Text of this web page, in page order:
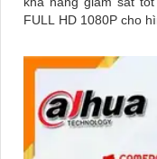
FULL HD 1080P cho